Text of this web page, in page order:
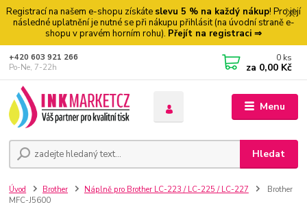
Registrací na našem e-shopu získáte slevu 5 % na každý nákup! Pro její
následné uplatnění je nutné se při nákupu přihlásit (na úvodní straně e-
shopu v pravém horním rohu). Přejít na registraci ⇒
Menu
Hledat
+420 603 921 266
Po-Ne, 7-22h
0 ks
za 0,00 Kč
Úvod Brother Náplně pro Brother LC-223 / LC-225 / LC-227
Brother
MFC-J5600